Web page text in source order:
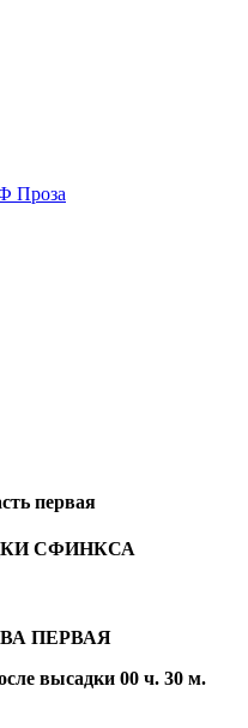
Проза
первая
СФИНКСА
ПЕРВАЯ
высадки 00 ч. 30 м.